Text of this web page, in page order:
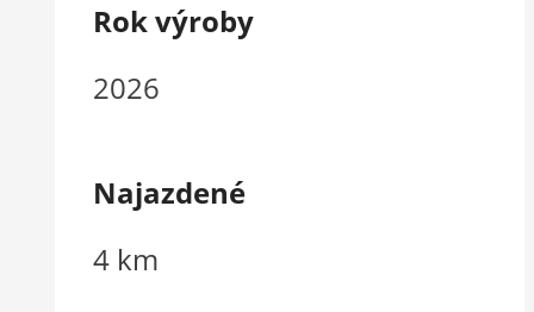
Rok výroby
2026
Najazdené
4 km